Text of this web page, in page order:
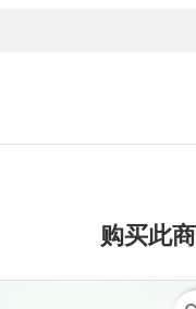
购买此